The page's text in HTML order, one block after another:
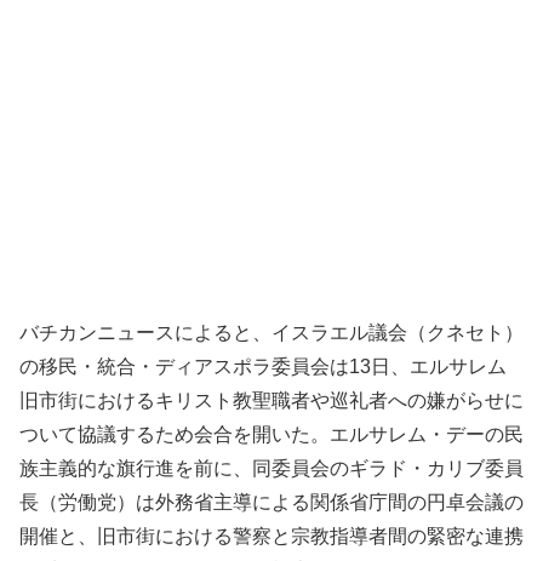
バチカンニュースによると、イスラエル議会（クネセト）
の移民・統合・ディアスポラ委員会は13日、エルサレム
旧市街におけるキリスト教聖職者や巡礼者への嫌がらせに
ついて協議するため会合を開いた。エルサレム・デーの民
族主義的な旗行進を前に、同委員会のギラド・カリブ委員
長（労働党）は外務省主導による関係省庁間の円卓会議の
開催と、旧市街における警察と宗教指導者間の緊密な連携